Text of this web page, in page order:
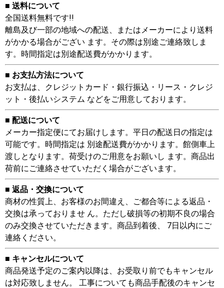
■ 送料について
全国送料無料です!!
離島及び一部の地域への配送、またはメーカーにより送料
がかかる場合がござい ます。その際は別途ご連絡致しま
す。時間指定は別途配送費がかかります。
■ お支払方法について
お支払は、クレジットカード・銀行振込・リース・クレジ
ット・後払いシステム などをご用意しております。
■ 配送について
メーカー指定便にてお届けします。平日の配送日の指定は
可能です。時間指定は 別途配送費がかかります。館側車上
渡しとなります。荷受けのご用意をお願いし ます。商品出
荷前にご連絡させていただく場合がございます。
■ 返品・交換について
商材の性質上、お客様のお間違え、ご都合等による返品・
交換は承っておりませ ん。ただし破損等の初期不良の場合
のみ交換させていただきます。商品到着後、 7日以内にご
連絡ください。
■ キャンセルについて
商品発送予定のご案内以降は、お受取り前でもキャンセル
は対応致しません。 工事についても商品手配後のキャンセ